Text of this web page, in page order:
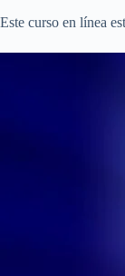
Este curso en línea